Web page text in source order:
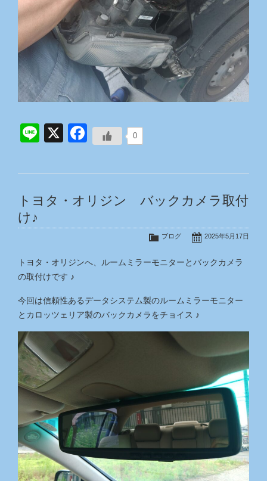
0
Line
X Facebook
トヨタ・オリジン バックカメラ取付
け♪
2025年5月17日
ブログ
トヨタ・オリジンへ、ルームミラーモニターとバックカメラ
の取付けです ♪
今回は信頼性あるデータシステム製のルームミラーモニター
とカロッツェリア製のバックカメラをチョイス ♪